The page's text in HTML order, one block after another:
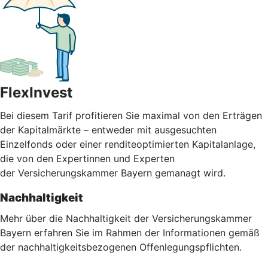
FlexInvest
Bei diesem Tarif profitieren Sie maximal von den Erträgen
der Kapitalmärkte – entweder mit ausgesuchten
Einzelfonds oder einer renditeoptimierten Kapitalanlage,
die von den Expertinnen und Experten
der Versicherungskammer Bayern gemanagt wird.
Nachhaltigkeit
Mehr über die Nachhaltigkeit der Versicherungskammer
Bayern erfahren Sie im Rahmen der Informationen gemäß
der nachhaltigkeitsbezogenen Offenlegungspflichten.